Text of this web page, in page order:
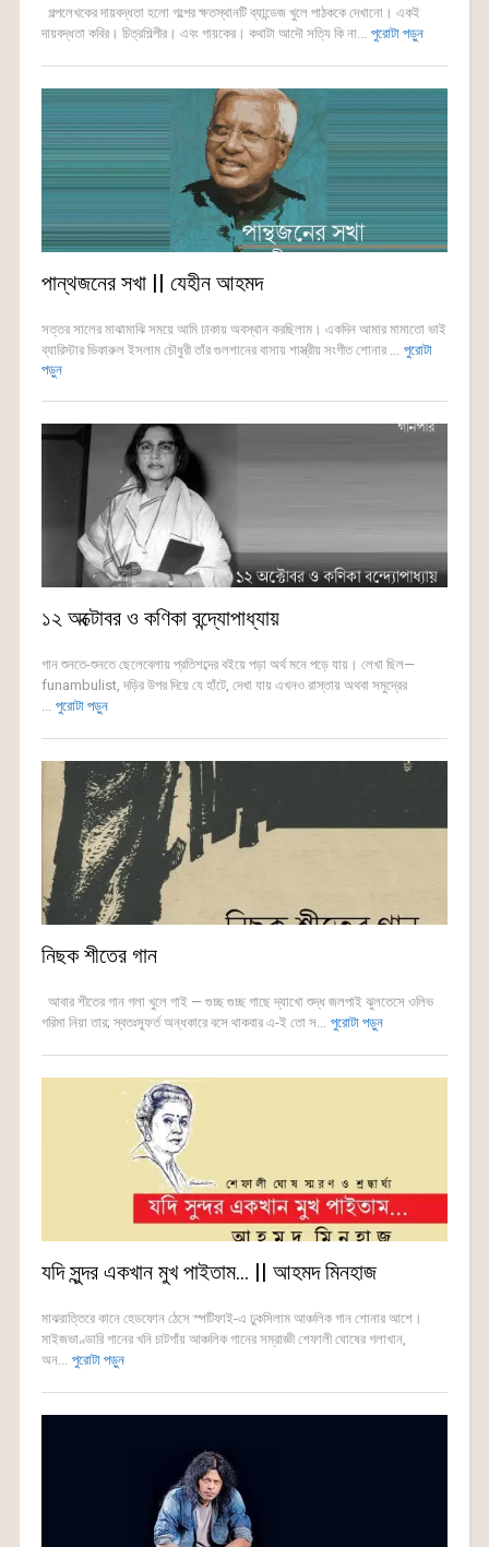
গল্পলেখকের দায়বদ্ধতা হলো গল্পের ক্ষতস্থানটি ব্যান্ডেজ খুলে পাঠককে দেখানো। একই
দায়বদ্ধতা কবির। চিত্রশিল্পীর। এবং গায়কের। কথাটা আদৌ সত্যি কি না... পুরোটা পড়ুন
পান্থজনের সখা || যেহীন আহমদ
সত্তর সালের মাঝামাঝি সময়ে আমি ঢাকায় অবস্থান করছিলাম। একদিন আমার মামাতো ভাই
ব্যারিস্টার ভিকারুল ইসলাম চৌধুরী তাঁর গুলশানের বাসায় শাস্ত্রীয় সংগীত শোনার ... পুরোটা
পড়ুন
১২ অক্টোবর ও কণিকা বন্দ্যোপাধ্যায়
গান শুনতে-শুনতে ছেলেবেলায় প্রতিশব্দের বইয়ে পড়া অর্থ মনে পড়ে যায়। লেখা ছিল—
funambulist, দড়ির উপর দিয়ে যে হাঁটে, দেখা যায় এখনও রাস্তায় অথবা সমুদ্রের
... পুরোটা পড়ুন
নিছক শীতের গান
আবার শীতের গান গলা খুলে গাই — গুচ্ছ গুচ্ছ গাছে দ্যাখো শুদ্ধ জলপাই ঝুলতেসে ওলিভ
গরিমা নিয়া তার; স্বতঃস্ফূর্ত অন্ধকারে বসে থাকবার এ-ই তো স... পুরোটা পড়ুন
যদি সুন্দর একখান মুখ পাইতাম… || আহমদ মিনহাজ
মাঝরাত্তিরে কানে হেডফোন ঠেসে স্পটিফাই-এ ঢুকসিলাম আঞ্চলিক গান শোনার আশে।
মাইজভাণ্ডারি গানের খনি চাটগাঁয় আঞ্চলিক গানের সম্রাজ্ঞী শেফালী ঘোষের গলাখান,
অন... পুরোটা পড়ুন